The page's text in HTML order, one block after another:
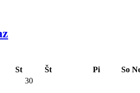
St Št Pi So
30